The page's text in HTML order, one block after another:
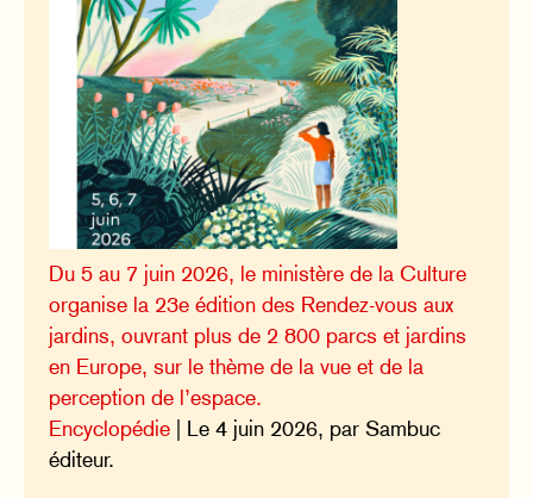
Du 5 au 7 juin 2026, le ministère de la Culture
organise la 23e édition des Rendez-vous aux
jardins, ouvrant plus de 2 800 parcs et jardins
en Europe, sur le thème de la vue et de la
perception de l’espace.
Encyclopédie | Le 4 juin 2026, par Sambuc
éditeur.